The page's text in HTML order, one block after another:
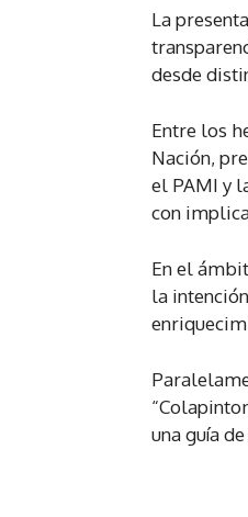
La
desde
Entre los
Nación,
el PAMI y
con
En el
la
una guía